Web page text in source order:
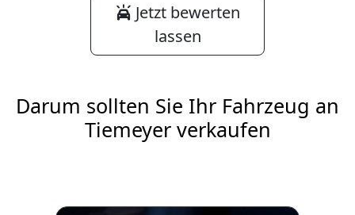
Jetzt bewerten
lassen
Darum sollten Sie Ihr Fahrzeug an
Tiemeyer verkaufen